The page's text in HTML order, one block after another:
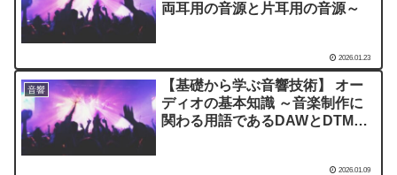
両耳用の音源と片耳用の音源～
2026.01.23
音響
【基礎から学ぶ音響技術】 オー
ディオの基本知識 ～音楽制作に
関わる用語であるDAWとDTMの
2026.01.09